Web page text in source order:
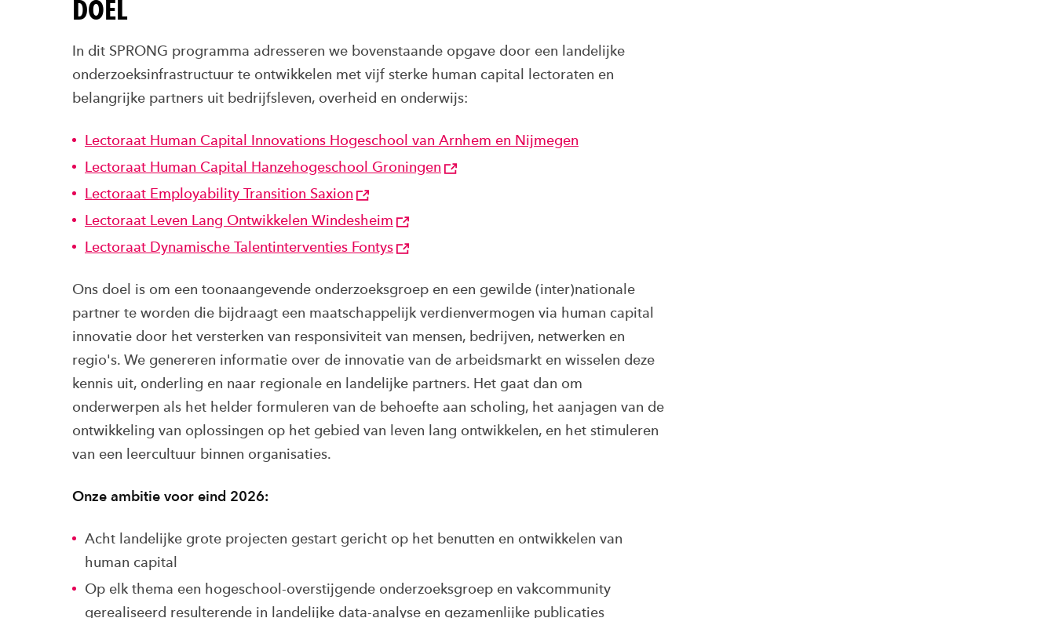
DOEL
In dit SPRONG programma adresseren we bovenstaande opgave door een landelijke
onderzoeksinfrastructuur te ontwikkelen met vijf sterke human capital lectoraten en
belangrijke partners uit bedrijfsleven, overheid en onderwijs:
Lectoraat Human Capital Innovations Hogeschool van Arnhem en Nijmegen
Lectoraat Human Capital Hanzehogeschool Groningen
Lectoraat Employability Transition Saxion
Lectoraat Leven Lang Ontwikkelen Windesheim
Lectoraat Dynamische Talentinterventies Fontys
Ons doel is om een toonaangevende onderzoeksgroep en een gewilde (inter)nationale
partner te worden die bijdraagt een maatschappelijk verdienvermogen via human capital
innovatie door het versterken van responsiviteit van mensen, bedrijven, netwerken en
regio's. We genereren informatie over de innovatie van de arbeidsmarkt en wisselen deze
kennis uit, onderling en naar regionale en landelijke partners. Het gaat dan om
onderwerpen als het helder formuleren van de behoefte aan scholing, het aanjagen van de
ontwikkeling van oplossingen op het gebied van leven lang ontwikkelen, en het stimuleren
van een leercultuur binnen organisaties.
Onze ambitie voor eind 2026:
Acht landelijke grote projecten gestart gericht op het benutten en ontwikkelen van
human capital
Op elk thema een hogeschool-overstijgende onderzoeksgroep en vakcommunity
gerealiseerd resulterende in landelijke data-analyse en gezamenlijke publicaties